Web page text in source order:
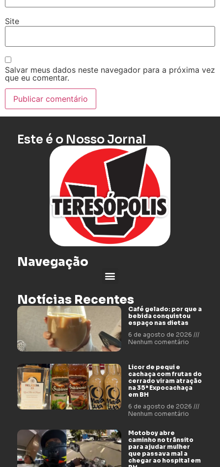
Site
Salvar meus dados neste navegador para a próxima vez
que eu comentar.
Este é o Nosso Jornal
Navegação
Notícias Recentes
Café gelado: por que a
bebida conquistou
espaço nas dietas
6 de agosto de 2026
Nenhum comentário
Licor de pequi e
cachaça com frutas do
cerrado viram atração
na 35ª Expocachaça
em BH
6 de agosto de 2026
Nenhum comentário
Motoboy abre
caminho no trânsito
para ajudar mulher
que passava mal a
chegar ao hospital em